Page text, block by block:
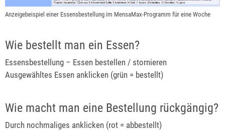
Anzeigebeispiel einer Essensbestellung im MensaMax-Programm für eine Woche
Wie bestellt man ein Essen?
Essensbestellung – Essen bestellen / stornieren
Ausgewähltes Essen anklicken (grün = bestellt)
Wie macht man eine Bestellung rückgängig?
Durch nochmaliges anklicken (rot = abbestellt)